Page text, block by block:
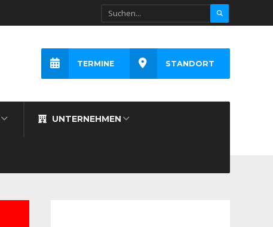
UNTERNEHMEN
TERMINE STANDORT